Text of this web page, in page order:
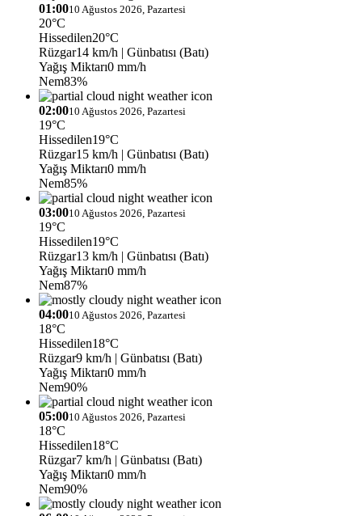
01:0010 Ağustos 2026, Pazartesi
20°C
Hissedilen20°C
Rüzgar14 km/h | Günbatısı (Batı)
Yağış Miktarı0 mm/h
Nem83%
02:0010 Ağustos 2026, Pazartesi
19°C
Hissedilen19°C
Rüzgar15 km/h | Günbatısı (Batı)
Yağış Miktarı0 mm/h
Nem85%
03:0010 Ağustos 2026, Pazartesi
19°C
Hissedilen19°C
Rüzgar13 km/h | Günbatısı (Batı)
Yağış Miktarı0 mm/h
Nem87%
04:0010 Ağustos 2026, Pazartesi
18°C
Hissedilen18°C
Rüzgar9 km/h | Günbatısı (Batı)
Yağış Miktarı0 mm/h
Nem90%
05:0010 Ağustos 2026, Pazartesi
18°C
Hissedilen18°C
Rüzgar7 km/h | Günbatısı (Batı)
Yağış Miktarı0 mm/h
Nem90%